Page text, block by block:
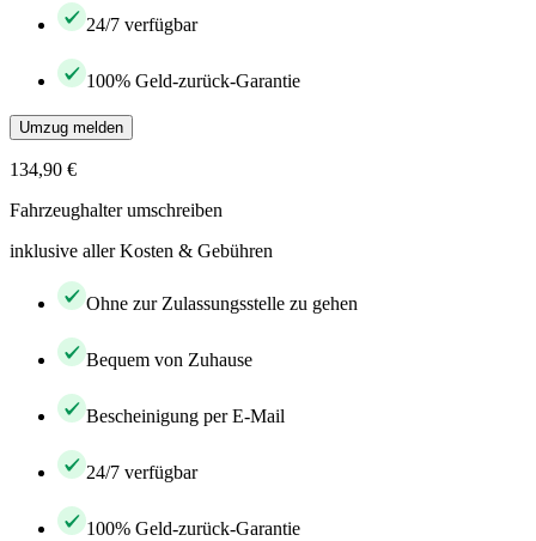
24/7 verfügbar
100% Geld-zurück-Garantie
Umzug melden
134,90 €
Fahrzeughalter umschreiben
inklusive aller Kosten & Gebühren
Ohne zur Zulassungsstelle zu gehen
Bequem von Zuhause
Bescheinigung per E-Mail
24/7 verfügbar
100% Geld-zurück-Garantie